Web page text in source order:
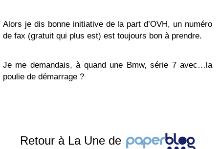
Alors je dis bonne initiative de la part d’OVH, un numéro
de fax (gratuit qui plus est) est toujours bon à prendre.
Je me demandais, à quand une Bmw, série 7 avec…la
poulie de démarrage ?
Retour à La Une de